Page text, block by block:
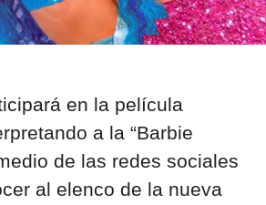
en la película
a la “Barbie
de las redes sociales
al elenco de la nueva